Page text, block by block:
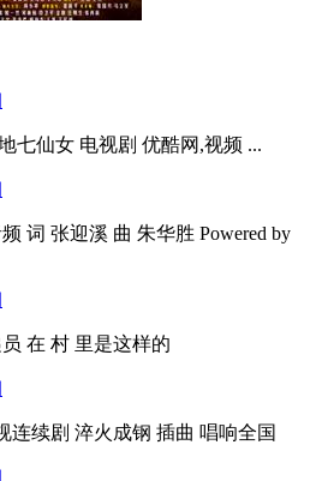
七仙女 电视剧 优酷网,视频 ...
词 张迎溪 曲 朱华胜 Powered by
在 村 里是这样的
连续剧 淬火成钢 插曲 唱响全国